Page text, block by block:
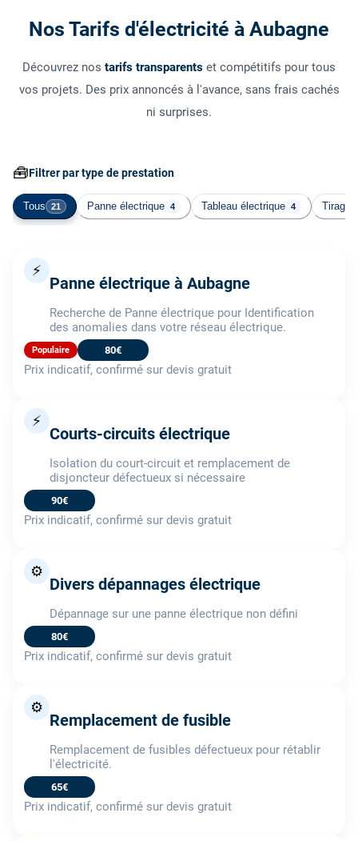
Nos Tarifs d'électricité à Aubagne
Découvrez nos tarifs transparents et compétitifs pour tous
vos projets. Des prix annoncés à l'avance, sans frais cachés
ni surprises.
🧰Filtrer par type de prestation
Tous 21 Panne électrique 4 Tableau électrique 4 Tirage
⚡
Panne électrique à Aubagne
Recherche de Panne électrique pour Identification
des anomalies dans votre réseau électrique.
Populaire 80€
Prix indicatif, confirmé sur devis gratuit
⚡
Courts-circuits électrique
Isolation du court-circuit et remplacement de
disjoncteur défectueux si nécessaire
90€
Prix indicatif, confirmé sur devis gratuit
⚙️
Divers dépannages électrique
Dépannage sur une panne électrique non défini
80€
Prix indicatif, confirmé sur devis gratuit
⚙️
Remplacement de fusible
Remplacement de fusibles défectueux pour rétablir
l'électricité.
65€
Prix indicatif, confirmé sur devis gratuit